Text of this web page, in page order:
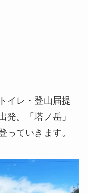
イレ・登山届提
発。「塔ノ岳」
っていきます。